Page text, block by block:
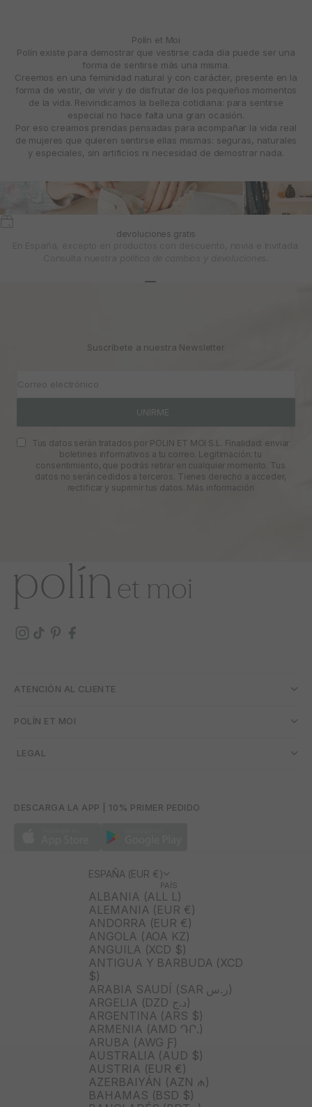
Polín et Moi
Polín existe para demostrar que vestirse cada día puede ser una
forma de sentirse más una misma.
Creemos en una feminidad natural y con carácter, presente en la
forma de vestir, de vivir y de disfrutar de los pequeños momentos
de la vida. Reivindicamos la belleza cotidiana: para sentirse
especial no hace falta una gran ocasión.
Por eso creamos prendas pensadas para acompañar la vida real
de mujeres que quieren sentirse ellas mismas: seguras, naturales
y especiales, sin artificios ni necesidad de demostrar nada.
devoluciones gratis
Suscríbete a nuestra Newsletter
Correo electrónico
UNIRME
Tus datos serán tratados por POLIN ET MOI S.L. Finalidad: enviar
boletines informativos a tu correo. Legitimación: tu
consentimiento, que podrás retirar en cualquier momento. Tus
datos no serán cedidos a terceros. Tienes derecho a acceder,
rectificar y suprimir tus datos. Más información
ATENCIÓN AL CLIENTE
POLÍN ET MOI
­ LEGAL
DESCARGA LA APP | 10% PRIMER PEDIDO
ESPAÑA (EUR €)
PAÍS
ALBANIA (ALL L)
ALEMANIA (EUR €)
ANDORRA (EUR €)
ANGOLA (AOA KZ)
ANGUILA (XCD $)
ANTIGUA Y BARBUDA (XCD
$)
ARABIA SAUDÍ (SAR ر.س)
ARGELIA (DZD د.ج)
ARGENTINA (ARS $)
ARMENIA (AMD ԴՐ.)
ARUBA (AWG Ƒ)
AUSTRALIA (AUD $)
AUSTRIA (EUR €)
AZERBAIYÁN (AZN ₼)
BAHAMAS (BSD $)